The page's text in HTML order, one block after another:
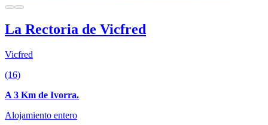
La Rectoria de Vicfred
Vicfred
(16)
A 3 Km de Ivorra.
Alojamiento entero